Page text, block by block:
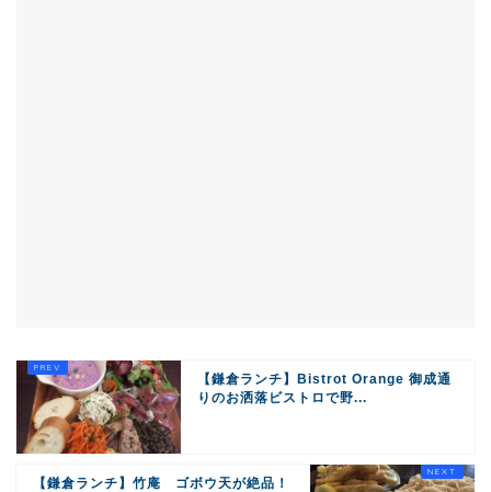
【鎌倉ランチ】Bistrot Orange 御成通
りのお洒落ビストロで野...
【鎌倉ランチ】竹庵 ゴボウ天が絶品！